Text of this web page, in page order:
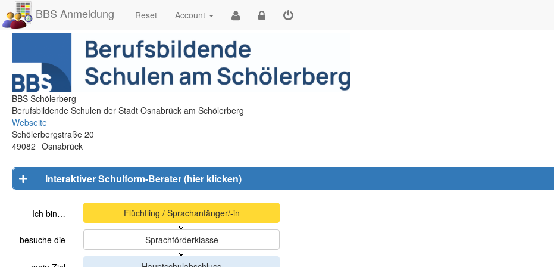
BBS Anmeldung Reset Account
BBS Schölerberg
Berufsbildende Schulen der Stadt Osnabrück am Schölerberg
Webseite
Schölerbergstraße 20
49082 Osnabrück
Interaktiver Schulform-Berater (hier klicken)
Ich bin…
besuche die